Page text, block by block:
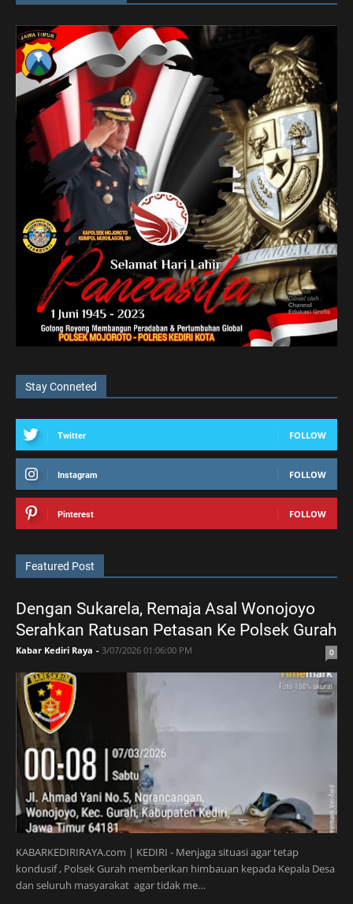
Stay Conneted
Twitter FOLLOW
Instagram FOLLOW
Pinterest FOLLOW
Featured Post
Dengan Sukarela, Remaja Asal Wonojoyo
Serahkan Ratusan Petasan Ke Polsek Gurah
Kabar Kediri Raya - 3/07/2026 01:06:00 PM 0
KABARKEDIRIRAYA.com | KEDIRI - Menjaga situasi agar tetap
kondusif , Polsek Gurah memberikan himbauan kepada Kepala Desa
dan seluruh masyarakat agar tidak me…